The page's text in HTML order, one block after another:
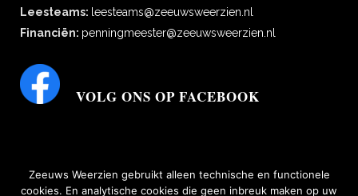
Leesteams: leesteams@zeeuwsweerzien.nl
Financiën: penningmeester@zeeuwsweerzien.nl
VOLG ONS OP FACEBOOK
Zeeuws Weerzien gebruikt alleen technische en functionele
cookies. En analytische cookies die geen inbreuk maken op uw